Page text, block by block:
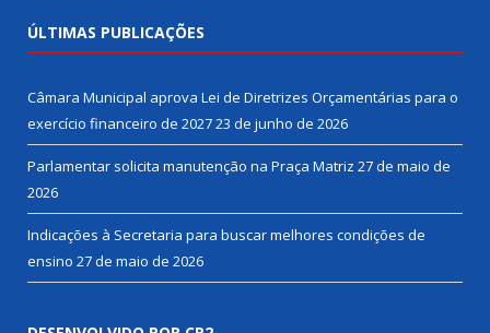
ÚLTIMAS PUBLICAÇÕES
Câmara Municipal aprova Lei de Diretrizes Orçamentárias para o
exercício financeiro de 202723 de junho de 2026
Parlamentar solicita manutenção na Praça Matriz 27 de maio de
2026
Indicações à Secretaria para buscar melhores condições de
ensino 27 de maio de 2026